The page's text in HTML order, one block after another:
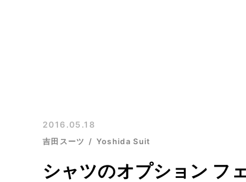
2016.05.18
吉田スーツ Yoshida Suit
シャツのオプション フ